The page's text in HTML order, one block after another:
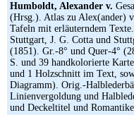
Humboldt, Alexander v.
(Hrsg.). Atlas zu Alex(ander)
Tafeln mit erläuterndem
Stuttgart, J. G. Cotta und
(1851). Gr.-8° und Quer-4°
S. und 39 handkolorierte
und 1 Holzschnitt im Text,
Diagramm). Orig.-
Linienvergoldung und
und Deckeltitel und